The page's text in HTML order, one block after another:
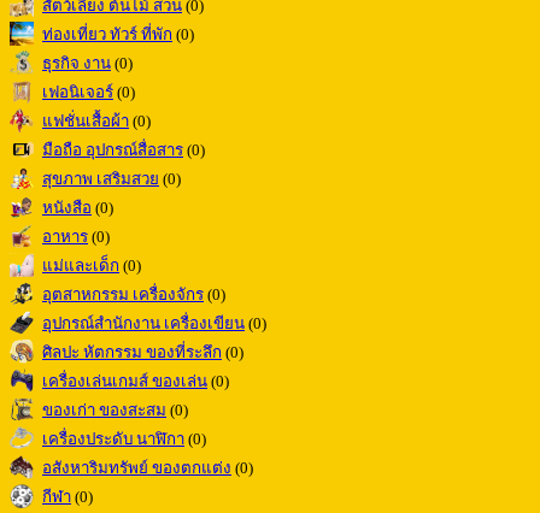
สัตว์เลี้ยง ต้นไม้ สวน (0)
ท่องเที่ยว ทัวร์ ที่พัก (0)
ธุรกิจ งาน (0)
เฟอนิเจอร์ (0)
แฟชั่นเสื้อผ้า (0)
มือถือ อุปกรณ์สื่อสาร (0)
สุขภาพ เสริมสวย (0)
หนังสือ (0)
อาหาร (0)
แม่และเด็ก (0)
อุตสาหกรรม เครื่องจักร (0)
อุปกรณ์สำนักงาน เครื่องเขียน (0)
ศิลปะ หัตกรรม ของที่ระลึก (0)
เครื่องเล่นเกมส์ ของเล่น (0)
ของเก่า ของสะสม (0)
เครื่องประดับ นาฬิกา (0)
อสังหาริมทรัพย์ ของตกแต่ง (0)
กีฬา (0)